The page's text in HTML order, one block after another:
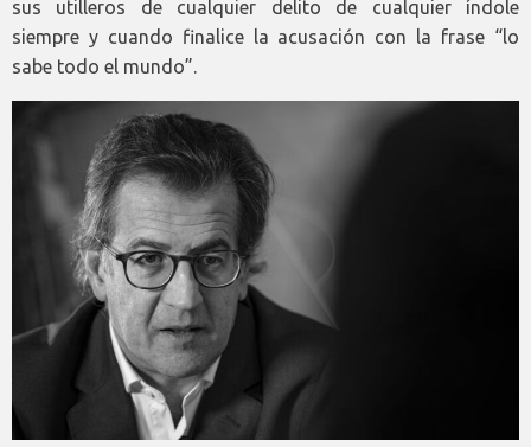
sus utilleros de cualquier delito de cualquier índole
siempre y cuando finalice la acusación con la frase “lo
sabe todo el mundo”.